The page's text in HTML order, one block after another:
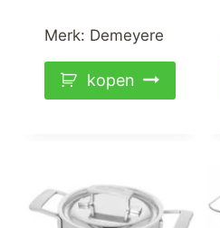
€577,00.
Merk: Demeyere
kopen